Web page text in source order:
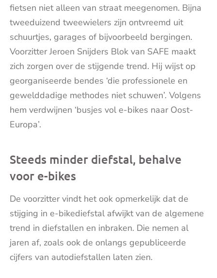
fietsen niet alleen van straat meegenomen. Bijna
tweeduizend tweewielers zijn ontvreemd uit
schuurtjes, garages of bijvoorbeeld bergingen.
Voorzitter Jeroen Snijders Blok van SAFE maakt
zich zorgen over de stijgende trend. Hij wijst op
georganiseerde bendes ‘die professionele en
gewelddadige methodes niet schuwen’. Volgens
hem verdwijnen ‘busjes vol e-bikes naar Oost-
Europa’.
Steeds minder diefstal, behalve
voor e-bikes
De voorzitter vindt het ook opmerkelijk dat de
stijging in e-bikediefstal afwijkt van de algemene
trend in diefstallen en inbraken. Die nemen al
jaren af, zoals ook de onlangs gepubliceerde
cijfers van autodiefstallen laten zien.